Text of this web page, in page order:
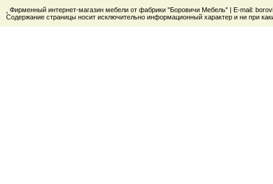
Фирменный интернет-магазин мебели от фабрики "Боровичи Мебель" | E-mail:
Содержание страницы носит исключительно информационный характер и ни при